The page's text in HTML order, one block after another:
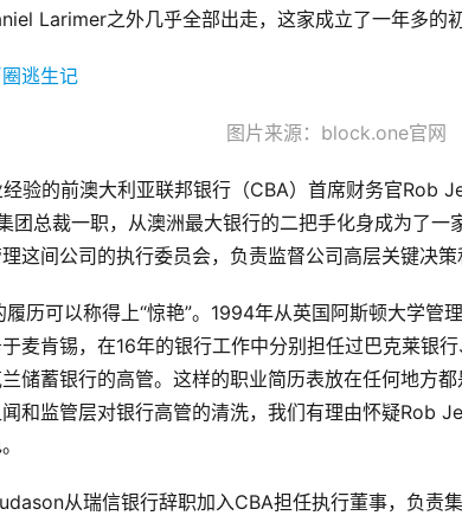
Larimer之外几乎全部出走，这家成立了一年多的
图片来源：block.one官网
验的前澳大利亚联邦银行（CBA）首席财务官Rob
团总裁一职，从澳洲最大银行的二把手化身成为了一
这间公司的执行委员会，负责监督公司高层关键决策
历可以称得上“惊艳”。1994年从英国阿斯顿大学管
麦肯锡，在16年的银行工作中分别担任过巴克莱银
储蓄银行的高管。这样的职业简历表放在任何地方
和监管层对银行高管的清洗，我们有理由怀疑Rob
从瑞信银行辞职加入CBA担任执行董事，负责